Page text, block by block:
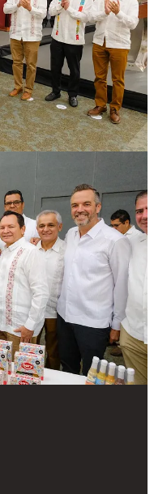
Quintana Roo ya logró
pulpo maya, del chicle
para que las familias del
transformar.
placa de la instalación del
Habanero A.C., que
formal, se explicó
Yucatán cuenta con
reactivación del Consejo es
certificación, calidad y
el secretario de
Jorge Aguilar Osorio.